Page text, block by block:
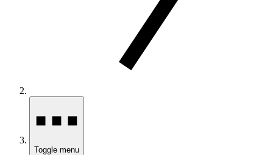
Toggle menu